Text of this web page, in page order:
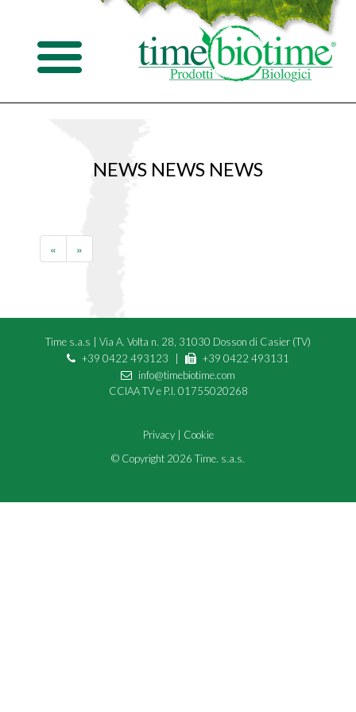
NEWS NEWS NEWS
« »
Time s.a.s
Via A. Volta n. 28, 31030 Dosson di Casier (TV)
+39 0422 493123
+39 0422 493131
info@timebiotime.com
CCIAA TV e P.I. 01755020268
Privacy
Cookie
© Copyright 2026 Time. s.a.s.